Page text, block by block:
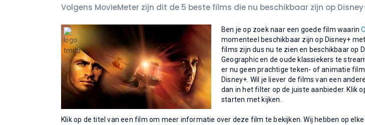
Volgens MovieMeter zijn dit de 5 beste films die nu beschikbaar zijn op
Ben je op zoek naar een goede film waarin
momenteel beschikbaar zijn op Disney+
films zijn dus nu te zien en beschikbaar op
Geographic en de oude klassiekers te
er nu geen prachtige teken- of animatie
Disney+. Wil je liever de films van een
dan in het filter op de juiste aanbieder. Klik
starten met kijken.
Klik op de titel van een film om meer informatie over deze film te bekijken. Wij hebben op